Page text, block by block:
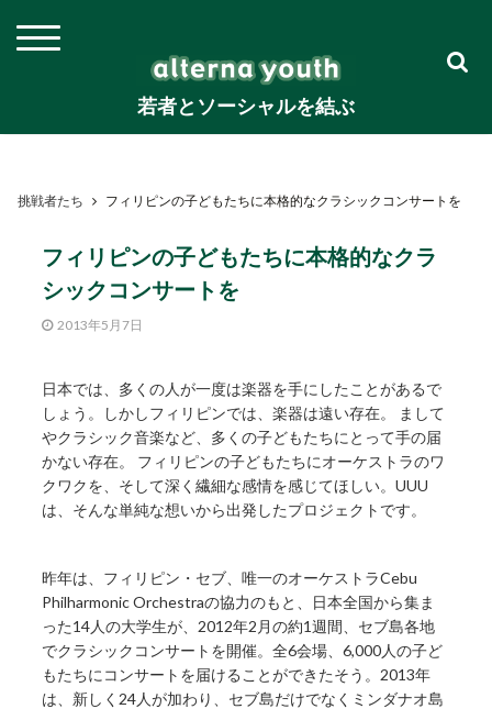
若者とソーシャルを結ぶ
挑戦者たち フィリピンの子どもたちに本格的なクラシックコンサートを
フィリピンの子どもたちに本格的なクラ
シックコンサートを
2013年5月7日
日本では、多くの人が一度は楽器を手にしたことがあるで
しょう。しかしフィリピンでは、楽器は遠い存在。 まして
やクラシック音楽など、多くの子どもたちにとって手の届
かない存在。 フィリピンの子どもたちにオーケストラのワ
クワクを、そして深く繊細な感情を感じてほしい。UUU
は、そんな単純な想いから出発したプロジェクトです。
昨年は、フィリピン・セブ、唯一のオーケストラCebu
Philharmonic Orchestraの協力のもと、日本全国から集ま
った14人の大学生が、2012年2月の約1週間、セブ島各地
でクラシックコンサートを開催。全6会場、6,000人の子ど
もたちにコンサートを届けることができたそう。2013年
は、新しく24人が加わり、セブ島だけでなくミンダナオ島